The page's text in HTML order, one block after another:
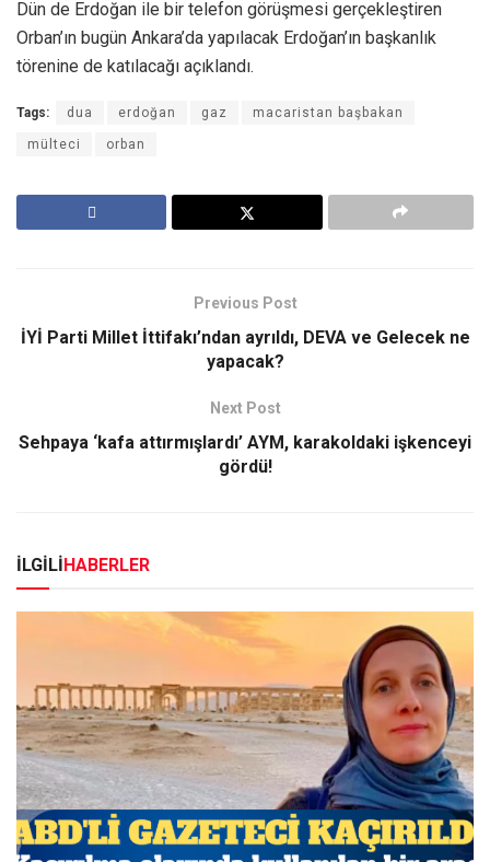
Dün de Erdoğan ile bir telefon görüşmesi gerçekleştiren
Orban’ın bugün Ankara’da yapılacak Erdoğan’ın başkanlık
törenine de katılacağı açıklandı.
Tags: dua erdoğan gaz macaristan başbakan
mülteci orban
Previous Post
İYİ Parti Millet İttifakı’ndan ayrıldı, DEVA ve Gelecek ne
yapacak?
Next Post
Sehpaya ‘kafa attırmışlardı’ AYM, karakoldaki işkenceyi
gördü!
İLGİLİHABERLER